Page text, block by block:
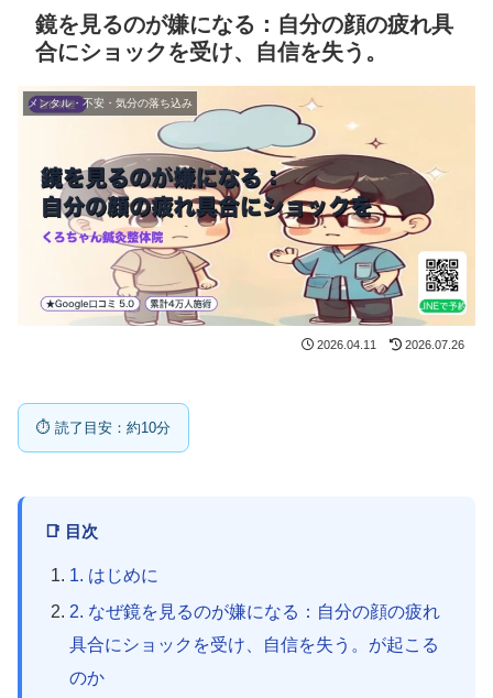
鏡を見るのが嫌になる：自分の顔の疲れ具
合にショックを受け、自信を失う。
メンタル・不安・気分の落ち込み
2026.04.11 2026.07.26
⏱ 読了目安：約10分
📑 目次
1. はじめに
2. なぜ鏡を見るのが嫌になる：自分の顔の疲れ
具合にショックを受け、自信を失う。が起こる
のか